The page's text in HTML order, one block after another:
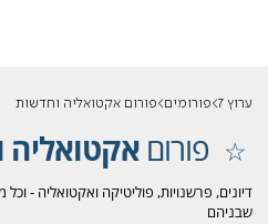
ערוץ 7 פורומים פורום אקטואליה וחדשות
פורוםאקטואליה
דיונים, פרשנויות, פוליטיקה ואקטואליה - וכל
שבניהם